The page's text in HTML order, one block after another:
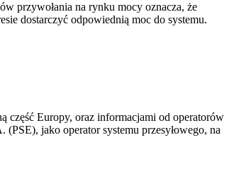
przywołania na rynku mocy oznacza, że
dostarczyć odpowiednią moc do systemu.
Europy, oraz informacjami od operatorów
jako operator systemu przesyłowego, na